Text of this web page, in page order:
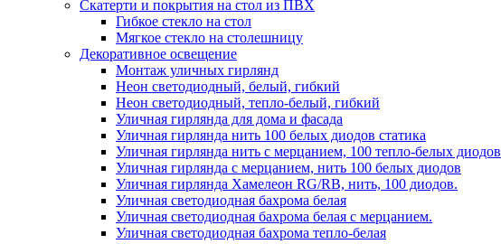
Скатерти и покрытия на стол из ПВХ
Гибкое стекло на стол
Мягкое стекло на столешницу
Декоративное освещение
Монтаж уличных гирлянд
Неон светодиодный, белый, гибкий
Неон светодиодный, тепло-белый, гибкий
Уличная гирлянда для дома и фасада
Уличная гирлянда нить 100 белых диодов статика
Уличная гирлянда нить с мерцанием, 100 тепло-белых диодов
Уличная гирлянда с мерцанием, нить 100 белых диодов
Уличная гирлянда Хамелеон RG/RB, нить, 100 диодов.
Уличная светодиодная бахрома белая
Уличная светодиодная бахрома белая с мерцанием.
Уличная светодиодная бахрома тепло-белая